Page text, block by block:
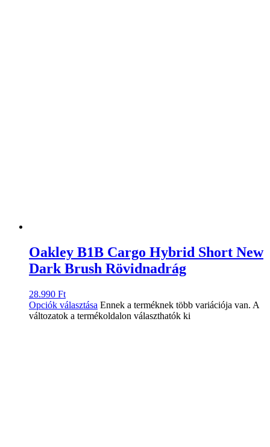
Oakley B1B Cargo Hybrid Short New
Dark Brush Rövidnadrág
28.990 Ft
Opciók választása Ennek a terméknek több variációja van. A
változatok a termékoldalon választhatók ki